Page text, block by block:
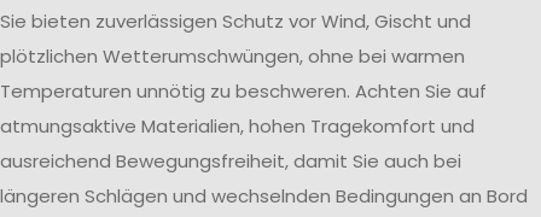
Sie bieten zuverlässigen Schutz vor Wind, Gischt und
plötzlichen Wetterumschwüngen, ohne bei warmen
Temperaturen unnötig zu beschweren. Achten Sie auf
atmungsaktive Materialien, hohen Tragekomfort und
ausreichend Bewegungsfreiheit, damit Sie auch bei
längeren Schlägen und wechselnden Bedingungen an Bord